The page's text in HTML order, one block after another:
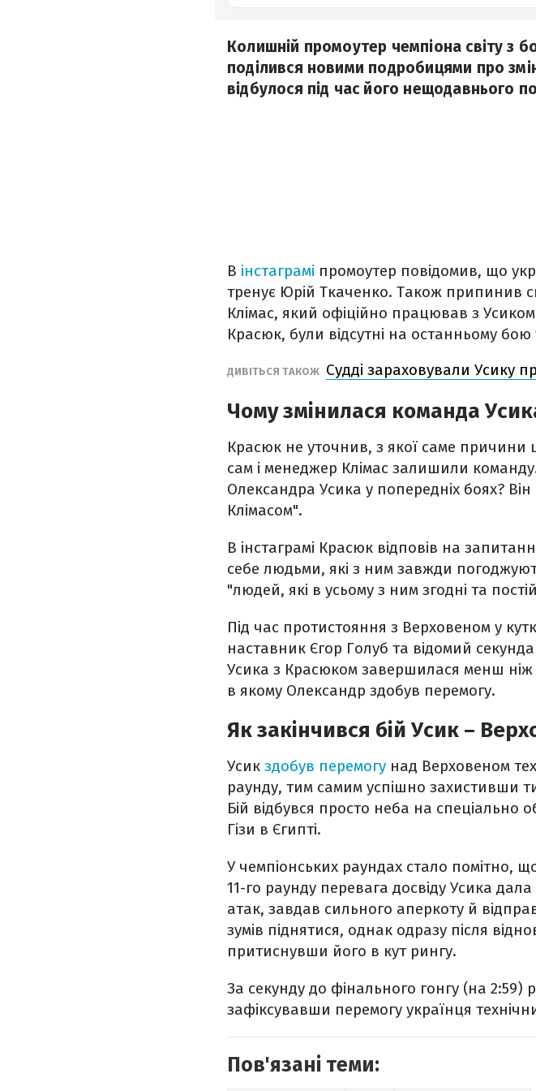
Колишній промоутер чемпіона світу з
поділився новими подробицями про
відбулося під час його нещодавнього
В інстаграмі промоутер повідомив, що
тренує Юрій Ткаченко. Також припинив
Клімас, який офіційно працював з
Красюк, були відсутні на останньому бою
ДИВІТЬСЯ ТАКОЖ Судді зараховували Усику
Чому змінилася команда
Красюк не уточнив, з якої саме причини
сам і менеджер Клімас залишили
Олександра Усика у попередніх боях?
Клімасом".
В інстаграмі Красюк відповів на
себе людьми, які з ним завжди
"людей, які в усьому з ним згодні та
Під час протистояння з Верховеном у
наставник Єгор Голуб та відомий
Усика з Красюком завершилася менш
в якому Олександр здобув перемогу.
Як закінчився бій Усик –
Усик здобув перемогу над Верховеном
раунду, тим самим успішно захистивши
Бій відбувся просто неба на спеціально
Гізи в Єгипті.
У чемпіонських раундах стало помітно,
11-го раунду перевага досвіду Усика
атак, завдав сильного аперкоту й
зумів піднятися, однак одразу після
притиснувши його в кут рингу.
За секунду до фінального гонгу (на
зафіксувавши перемогу українця
Пов'язані теми: